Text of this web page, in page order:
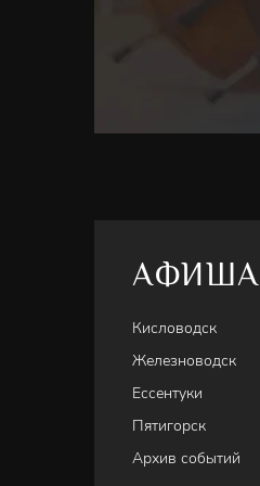
АФИША
Кисловодск
Железноводск
Ессентуки
Пятигорск
Архив событий